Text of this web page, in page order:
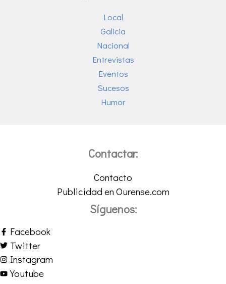
Local
Galicia
Nacional
Entrevistas
Eventos
Sucesos
Humor
Contactar:
Contacto
Publicidad en Ourense.com
Síguenos:
Facebook
Twitter
Instagram
Youtube